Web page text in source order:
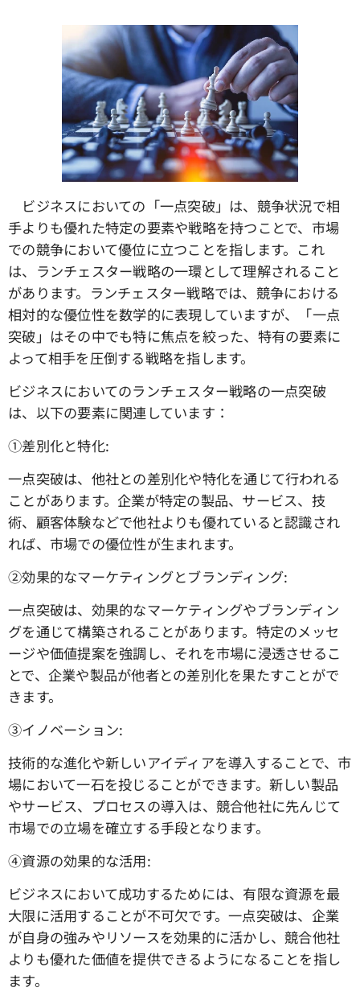
ビジネスにおいての「一点突破」は、競争状況で相
手よりも優れた特定の要素や戦略を持つことで、市場
での競争において優位に立つことを指します。これ
は、ランチェスター戦略の一環として理解されること
があります。ランチェスター戦略では、競争における
相対的な優位性を数学的に表現していますが、「一点
突破」はその中でも特に焦点を絞った、特有の要素に
よって相手を圧倒する戦略を指します。
ビジネスにおいてのランチェスター戦略の一点突破
は、以下の要素に関連しています：
①差別化と特化:
一点突破は、他社との差別化や特化を通じて行われる
ことがあります。企業が特定の製品、サービス、技
術、顧客体験などで他社よりも優れていると認識され
れば、市場での優位性が生まれます。
➁効果的なマーケティングとブランディング:
一点突破は、効果的なマーケティングやブランディン
グを通じて構築されることがあります。特定のメッセ
ージや価値提案を強調し、それを市場に浸透させるこ
とで、企業や製品が他者との差別化を果たすことがで
きます。
③イノベーション:
技術的な進化や新しいアイディアを導入することで、市
場において一石を投じることができます。新しい製品
やサービス、プロセスの導入は、競合他社に先んじて
市場での立場を確立する手段となります。
④資源の効果的な活用:
ビジネスにおいて成功するためには、有限な資源を最
大限に活用することが不可欠です。一点突破は、企業
が自身の強みやリソースを効果的に活かし、競合他社
よりも優れた価値を提供できるようになることを指し
ます。